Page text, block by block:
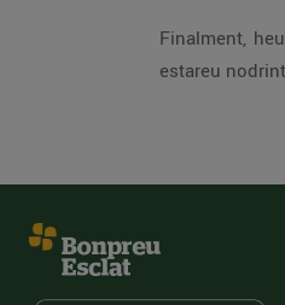
Finalment,
estareu